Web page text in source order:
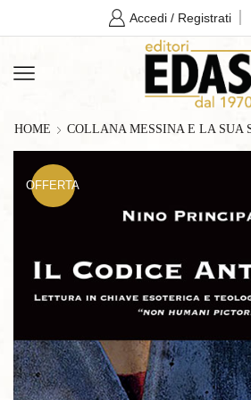
Accedi / Registrati
HOME COLLANA MESSINA E LA SUA
OFFERTA